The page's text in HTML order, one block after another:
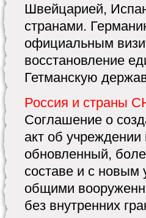
Швейцарией,
странами.
официальным
восстановление
Гетманскую
Россия и страны
Соглашение о
акт об
обновленный,
составе и с новым
общими
без внутренних